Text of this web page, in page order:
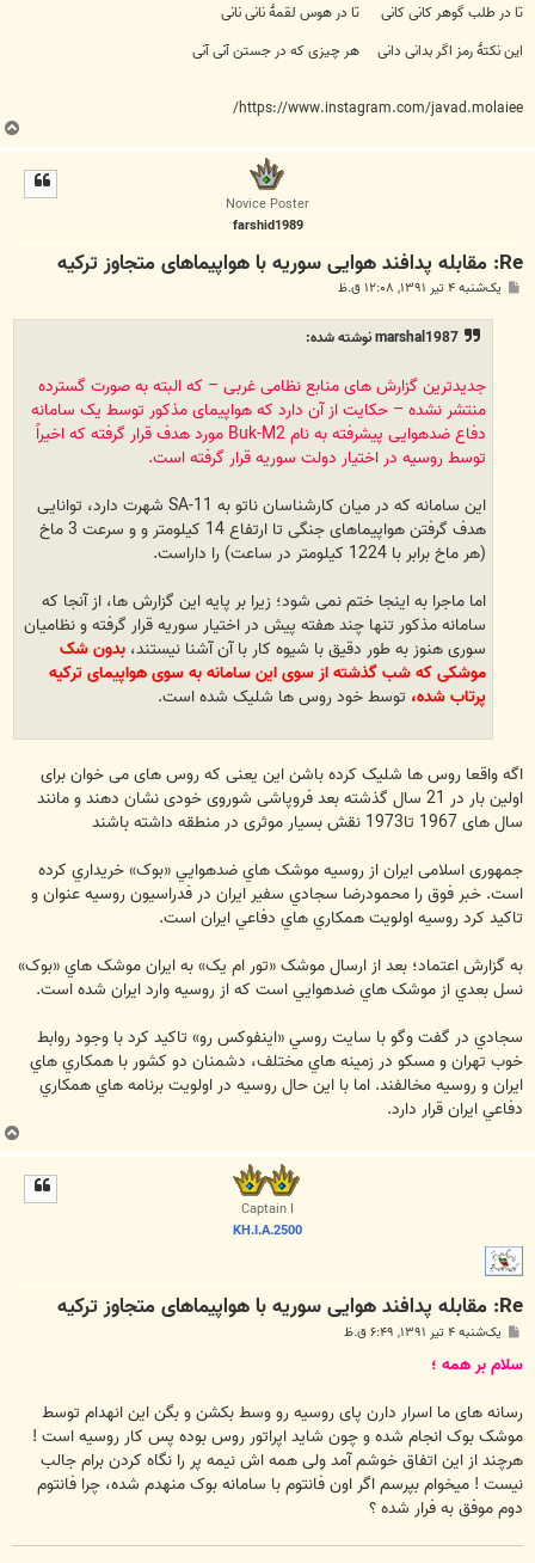
تا در طلب گوهر کانی کانی تا در هوس لقمهٔ نانی نانی
این نکتهٔ رمز اگر بدانی دانی هر چیزی که در جستن آنی آنی
https://www.instagram.com/javad.molaiee/
ب
ا
Novice Poster
farshid1989
Re: مقابله پدافند هوایی سوریه با هواپیما‌های متجاوز ترکیه
پ یک‌شنبه ۴ تیر ۱۳۹۱, ۱۲:۰۸ ق.ظ
marshal1987 نوشته شده:
جدیدترین گزارش های منابع نظامی غربی – که البته به صورت گسترده
منتشر نشده – حکایت از آن دارد که هواپیمای مذکور توسط یک سامانه
دفاع ضدهوایی پیشرفته به نام Buk-M2 مورد هدف قرار گرفته که اخیراً
توسط روسیه در اختیار دولت سوریه قرار گرفته است.
این سامانه که در میان کارشناسان ناتو به SA-11 شهرت دارد، توانایی
هدف گرفتن هواپیماهای جنگی تا ارتفاع 14 کیلومتر و و سرعت 3 ماخ
(هر ماخ برابر با 1224 کیلومتر در ساعت) را داراست.
اما ماجرا به اینجا ختم نمی شود؛ زیرا بر پایه این گزارش ها، از آنجا که
سامانه مذکور تنها چند هفته پیش در اختیار سوریه قرار گرفته و نظامیان
سوری هنوز به طور دقیق با شیوه کار با آن آشنا نیستند، بدون شک
موشکی که شب گذشته از سوی این سامانه به سوی هواپیمای ترکیه
پرتاب شده،توسط خود روس ها شلیک شده است.
اگه واقعا روس ها شلیک کرده باشن این یعنی که روس های می خوان برای
اولین بار در 21 سال گذشته بعد فروپاشی شوروی خودی نشان دهند و مانند
سال های 1967 تا1973 نقش بسیار موثری در منطقه داشته باشند
جمهوری اسلامی ايران از روسيه موشک هاي ضدهوايي «بوک» خريداري کرده
است. خبر فوق را محمودرضا سجادي سفير ايران در فدراسيون روسيه عنوان و
تاکيد کرد روسيه اولويت همکاري هاي دفاعي ايران است.
به گزارش اعتماد؛ بعد از ارسال موشک «تور ام يک» به ايران موشک هاي «بوک»
نسل بعدي از موشک هاي ضدهوايي است که از روسيه وارد ايران شده است.
سجادي در گفت وگو با سايت روسي «اينفوکس رو» تاکيد کرد با وجود روابط
خوب تهران و مسکو در زمينه هاي مختلف، دشمنان دو کشور با همکاري هاي
ايران و روسيه مخالفند. اما با اين حال روسيه در اولويت برنامه هاي همکاري
دفاعي ايران قرار دارد.
ب
ا
Captain I
KH.I.A.2500
Re: مقابله پدافند هوایی سوریه با هواپیما‌های متجاوز ترکیه
پ
ت
یک‌شنبه ۴ تیر ۱۳۹۱, ۶:۴۹ ق.ظ
سلام بر همه ؛
رسانه های ما اسرار دارن پای روسیه رو وسط بکشن و بگن این انهدام توسط
موشک بوک انجام شده و چون شاید اپراتور روس بوده پس کار روسیه است !
هرچند از این اتفاق خوشم آمد ولی همه اش نیمه پر را نگاه کردن برام جالب
نیست ! میخوام بپرسم اگر اون فانتوم با سامانه بوک منهدم شده، چرا فانتوم
دوم موفق به فرار شده ؟